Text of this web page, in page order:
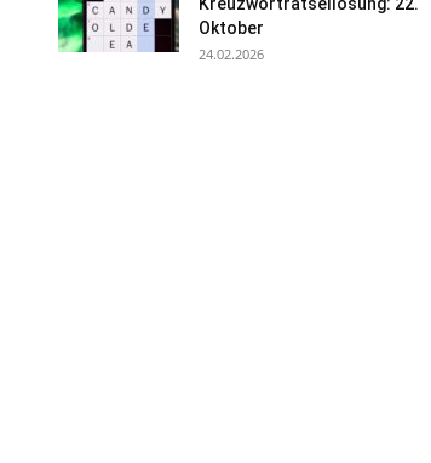
Oktober
24.02.2026